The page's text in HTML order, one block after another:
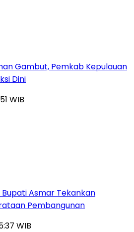
Gambut, Pemkab Kepulauan
Dini
WIB
Bupati Asmar Tekankan
Pembangunan
WIB